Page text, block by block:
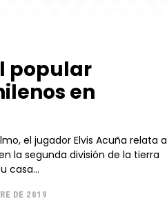
popular
en
el jugador Elvis Acuña relata a
la segunda división de la tierra
es su casa...
DE 2019